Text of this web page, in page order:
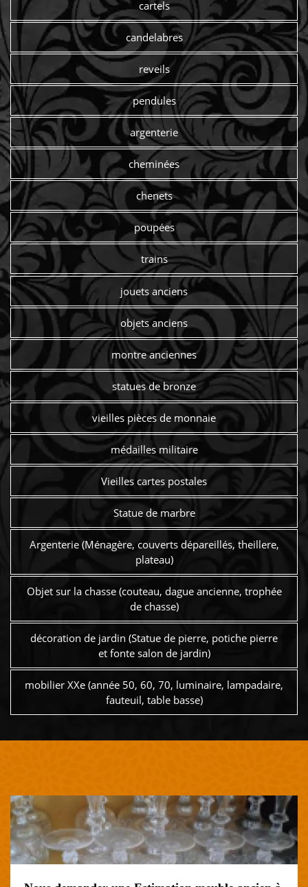
cartels
candelabres
reveils
pendules
argenterie
cheminées
chenets
poupées
trains
jouets anciens
objets anciens
montre anciennes
statues de bronze
vieilles pièces de monnaie
médailles militaire
Vieilles cartes postales
Statue de marbre
Argenterie (Ménagère, couverts dépareillés, theillere,
plateau)
Objet sur la chasse (couteau, dague ancienne, trophée
de chasse)
décoration de jardin (Statue de pierre, potiche pierre
et fonte salon de jardin)
mobilier XXe (année 50, 60, 70, luminaire, lampadaire,
fauteuil, table basse)